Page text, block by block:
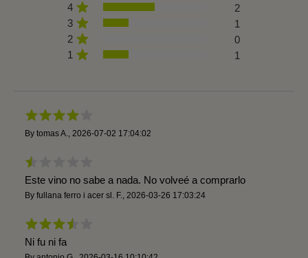
4
2
3
1
2
0
1
1
By tomas A. 2026-07-02 17:04:02
Este vino no sabe a nada. No volveé a comprarlo
By fullana ferro i acer sl. F. 2026-03-26 17:03:24
Ni fu ni fa